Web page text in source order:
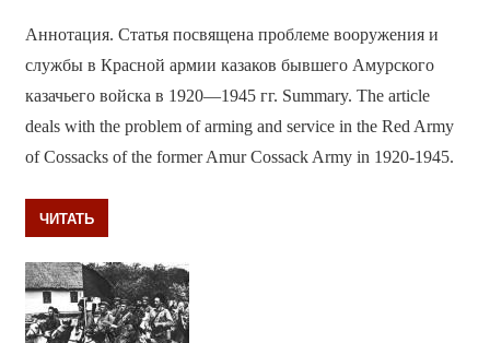
Аннотация. Статья посвящена проблеме вооружения и
службы в Красной армии казаков бывшего Амурского
казачьего войска в 1920—1945 гг. Summary. The article
deals with the problem of arming and service in the Red Army
of Cossacks of the former Amur Cossack Army in 1920-1945.
ЧИТАТЬ